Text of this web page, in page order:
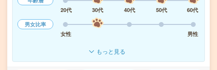
20代
30代 40代 50代
60代
男女比率
女性
男性
もっと見る